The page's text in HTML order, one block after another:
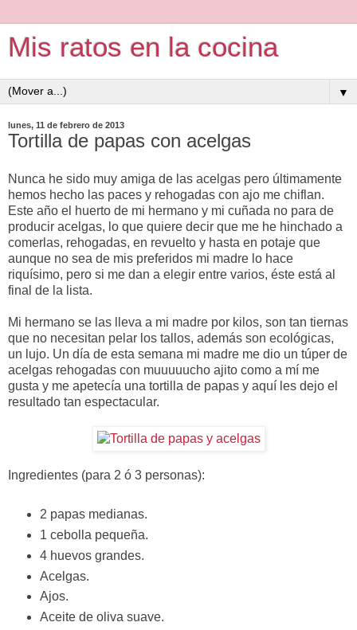
Mis ratos en la cocina
▼
lunes, 11 de febrero de 2013
Tortilla de papas con acelgas
Nunca he sido muy amiga de las acelgas pero últimamente
hemos hecho las paces y rehogadas con ajo me chiflan.
Este año el huerto de mi hermano y mi cuñada no para de
producir acelgas, lo que quiere decir que me he hinchado a
comerlas, rehogadas, en revuelto y hasta en potaje que
aunque no sea de mis preferidos mi madre lo hace
riquísimo, pero si me dan a elegir entre varios, éste está al
final de la lista.
Mi hermano se las lleva a mi madre por kilos, son tan tiernas
que no necesitan pelar los tallos, además son ecológicas,
un lujo. Un día de esta semana mi madre me dio un túper de
acelgas rehogadas con muuuuucho ajito como a mí me
gusta y me apetecía una tortilla de papas y aquí les dejo el
resultado tan espectacular.
Ingredientes (para 2 ó 3 personas):
2 papas medianas.
1 cebolla pequeña.
4 huevos grandes.
Acelgas.
Ajos.
Aceite de oliva suave.